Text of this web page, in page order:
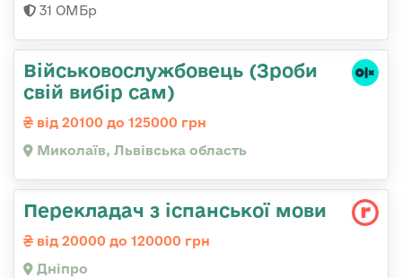
31 ОМБр
Військовослужбовець (Зроби
свій вибір сам)
від 20100 до 125000 грн
Миколаїв, Львівська область
Перекладач з іспанської мови
від 20000 до 120000 грн
Дніпро